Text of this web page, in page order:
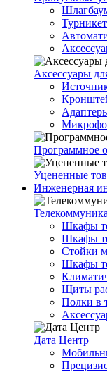
Аксессуары
Программное
Уцененные
Инженерная
Шкафы
Шкафы
Стойки
Шкафы
Щиты
Полки в
Дата Центр